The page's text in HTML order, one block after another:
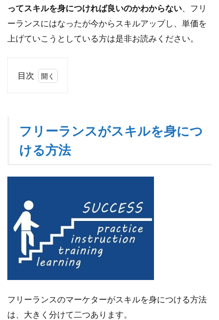
ってスキルを身につければ良いのかわからない、フリ
ーランスにはなったが今からスキルアップし、単価を
上げていこうとしている方は是非お読みください。
目次
ラ
ス
が
を
身
に
る
方
会社
員と
フリーランスがスキルを身につ
ける方法
フリーランスのマーケターがスキルを身につける方法
は、大きく分けて二つあります。